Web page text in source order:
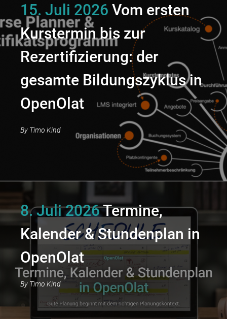
15. Juli 2026 Vom ersten
Kurstermin bis zur
Rezertifizierung: der
gesamte Bildungszyklus in
OpenOlat
By Timo Kind
8. Juli 2026Termine,
Kalender & Stundenplan in
OpenOlat
By Timo Kind